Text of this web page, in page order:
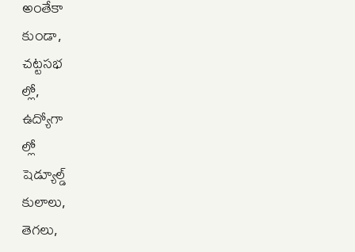
అంతేకా
కుండా,
చట్టసభ
ల్లో,
ఉద్యోగా
ల్లో
షెడ్యూల్డ్
కులాలు,
తెగలు,